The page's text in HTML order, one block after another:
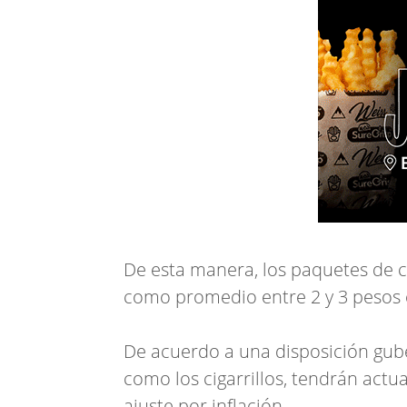
De esta manera, los paquetes
como promedio entre 2 y 3 pesos
De acuerdo a una disposición
como los cigarrillos, tendrán